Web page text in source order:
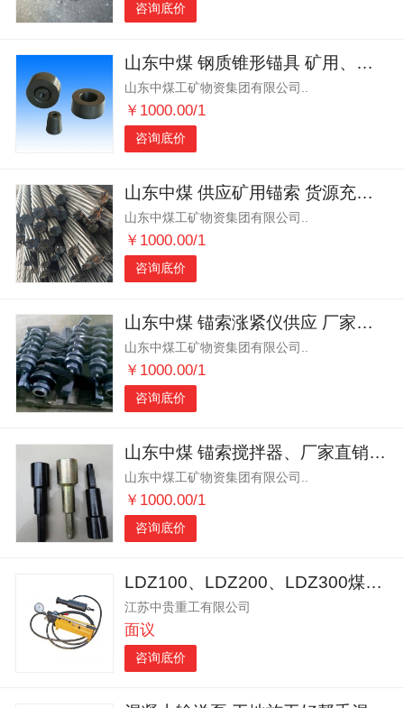
咨询底价
山东中煤 钢质锥形锚具 矿用、工程锚具
山东中煤工矿物资集团有限公司..
￥1000.00/1
咨询底价
山东中煤 供应矿用锚索 货源充足 品质保证
山东中煤工矿物资集团有限公司..
￥1000.00/1
咨询底价
山东中煤 锚索涨紧仪供应 厂家直销锚索涨紧仪
山东中煤工矿物资集团有限公司..
￥1000.00/1
咨询底价
山东中煤 锚索搅拌器、厂家直销、各种型号
山东中煤工矿物资集团有限公司..
￥1000.00/1
咨询底价
LDZ100、LDZ200、LDZ300煤矿用锚杆拉力计
江苏中贵重工有限公司
面议
咨询底价